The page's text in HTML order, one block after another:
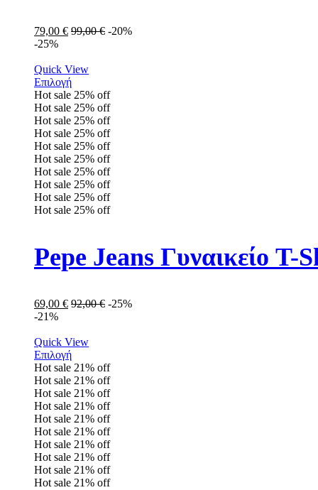
79,00 € 99,00€ -20%
-25%
Quick View
Επιλογή
Hot sale 25% off
Hot sale 25% off
Hot sale 25% off
Hot sale 25% off
Hot sale 25% off
Hot sale 25% off
Hot sale 25% off
Hot sale 25% off
Hot sale 25% off
Hot sale 25% off
Pepe Jeans Γυναικείο
69,00 € 92,00€ -25%
-21%
Quick View
Επιλογή
Hot sale 21% off
Hot sale 21% off
Hot sale 21% off
Hot sale 21% off
Hot sale 21% off
Hot sale 21% off
Hot sale 21% off
Hot sale 21% off
Hot sale 21% off
Hot sale 21% off